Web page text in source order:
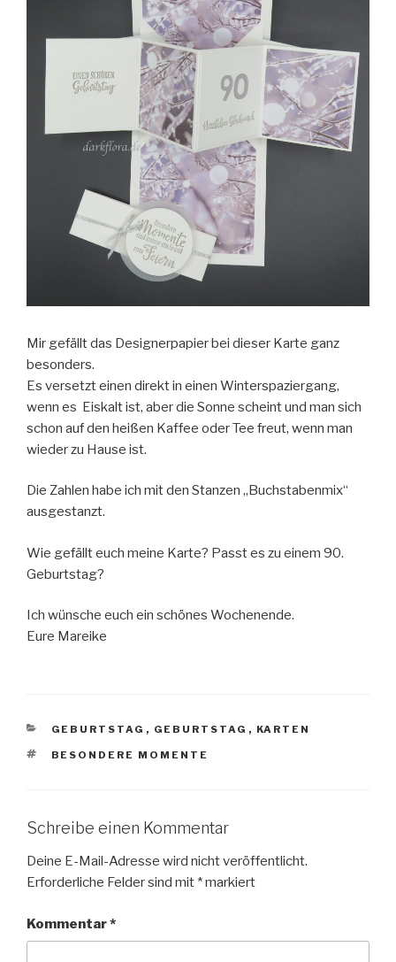
Mir gefällt das Designerpapier bei dieser Karte ganz
besonders.
Es versetzt einen direkt in einen Winterspaziergang,
wenn es Eiskalt ist, aber die Sonne scheint und man sich
schon auf den heißen Kaffee oder Tee freut, wenn man
wieder zu Hause ist.
Die Zahlen habe ich mit den Stanzen „Buchstabenmix“
ausgestanzt.
Wie gefällt euch meine Karte? Passt es zu einem 90.
Geburtstag?
Ich wünsche euch ein schönes Wochenende.
Eure Mareike
KATEGORIEN
GEBURTSTAG , GEBURTSTAG , KARTEN
SCHLAGWÖRTER
BESONDERE MOMENTE
Schreibe einen Kommentar
Deine E-Mail-Adresse wird nicht veröffentlicht.
Erforderliche Felder sind mit *markiert
Kommentar*